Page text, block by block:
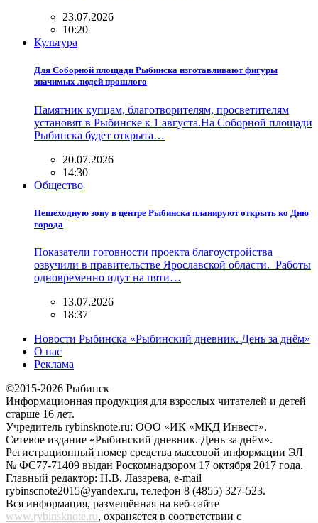
23.07.2026
10:20
Культура
Для Соборной площади Рыбинска изготавливают фигуры
значимых людей прошлого
Памятник купцам, благотворителям, просветителям
установят в Рыбинске к 1 августа.На Соборной площади
Рыбинска будет открыта…
20.07.2026
14:30
Общество
Пешеходную зону в центре Рыбинска планируют открыть ко Дню
города
Показатели готовности проекта благоустройства
озвучили в правительстве Ярославской области. Работы
одновременно идут на пяти…
13.07.2026
18:37
Новости Рыбинска «Рыбинский дневник. День за днём»
О нас
Реклама
©2015-2026 Рыбинск
Информационная продукция для взрослых читателей и детей
старше 16 лет.
Учредитель rybinsknote.ru: ООО «ИК «МКД Инвест».
Сетевое издание «Рыбинский дневник. День за днём».
Регистрационный номер средства массовой информации ЭЛ
№ ФС77-71409 выдан Роскомнадзором 17 октября 2017 года.
Главный редактор: Н.В. Лазарева, e-mail
rybinscnote2015@yandex.ru, телефон 8 (4855) 327-523.
Вся информация, размещённая на веб-сайте
www.rybinsknote.ru, охраняется в соответствии с